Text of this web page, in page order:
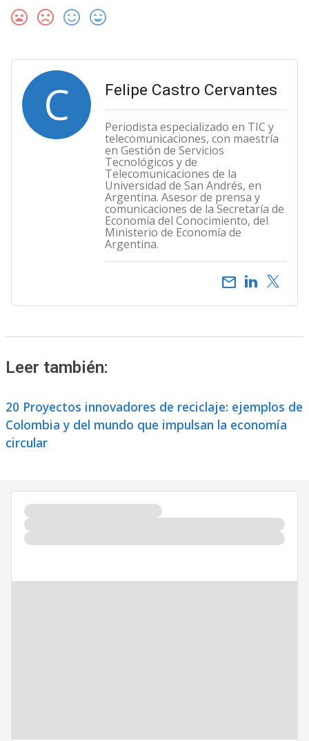
C Felipe Castro Cervantes
Periodista especializado en TIC y
telecomunicaciones, con maestría
en Gestión de Servicios
Tecnológicos y de
Telecomunicaciones de la
Universidad de San Andrés, en
Argentina. Asesor de prensa y
comunicaciones de la Secretaría de
Economía del Conocimiento, del
Ministerio de Economía de
Argentina.
email
Leer también:
20 Proyectos innovadores de reciclaje: ejemplos de
Colombia y del mundo que impulsan la economía
circular